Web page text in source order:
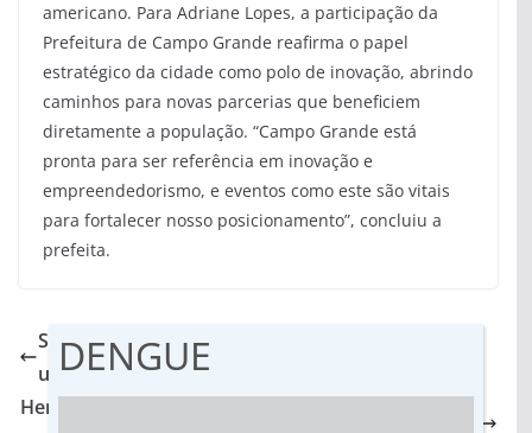
americano. Para Adriane Lopes, a participação da
Prefeitura de Campo Grande reafirma o papel
estratégico da cidade como polo de inovação, abrindo
caminhos para novas parcerias que beneficiem
diretamente a população. “Campo Grande está
pronta para ser referência em inovação e
empreendedorismo, e eventos como este são vitais
para fortalecer nosso posicionamento”, concluiu a
prefeita.
Sigilo e dignidade: Código de Ética da SES protege
usuários do SUS em MS
Hemosul completa 36 anos com destaque nacional
DENGUE